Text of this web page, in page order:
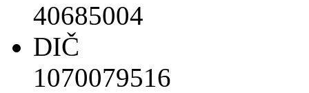
40685004
DIČ
1070079516